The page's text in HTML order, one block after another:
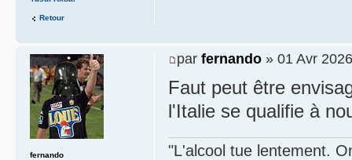
Retour
par fernando » 01 Avr
Faut peut être
l'Italie se qualifie à
"L'alcool tue lentement.
fernando